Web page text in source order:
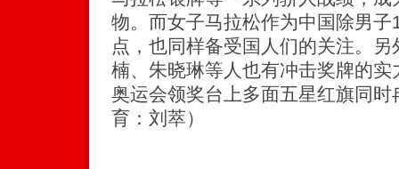
物。而女子马拉松作为中国除男
点，也同样备受国人们的关注。
楠、朱晓琳等人也有冲击奖牌的
奥运会领奖台上多面五星红旗同
育：刘萃）